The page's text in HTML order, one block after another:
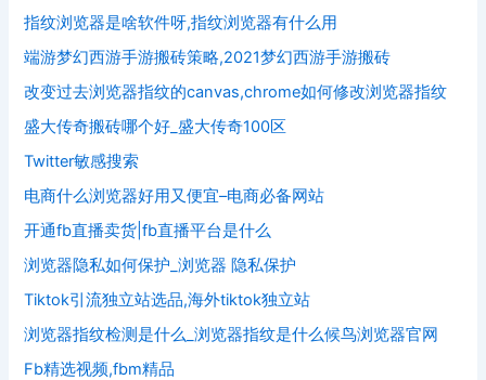
指纹浏览器是啥软件呀,指纹浏览器有什么用
端游梦幻西游手游搬砖策略,2021梦幻西游手游搬砖
改变过去浏览器指纹的canvas,chrome如何修改浏览器指纹
盛大传奇搬砖哪个好_盛大传奇100区
Twitter敏感搜索
电商什么浏览器好用又便宜–电商必备网站
开通fb直播卖货|fb直播平台是什么
浏览器隐私如何保护_浏览器 隐私保护
Tiktok引流独立站选品,海外tiktok独立站
浏览器指纹检测是什么_浏览器指纹是什么候鸟浏览器官网
Fb精选视频,fbm精品